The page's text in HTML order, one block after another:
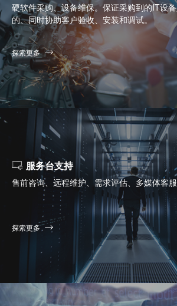
硬软件采购、设备维保。保证采购到的IT设
的、同时协助客户验收、安装和调试。
探索更多
服务台支持
售前咨询、远程维护、需求评估、多媒体客
探索更多